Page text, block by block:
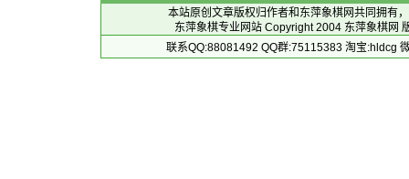
本站原创文章版权归作者和 东萍象棋网共同拥有
东萍象棋专业网站 Copyright 2004 东萍象棋网
联系QQ:88081492 QQ群:75115383 淘宝:hldcg